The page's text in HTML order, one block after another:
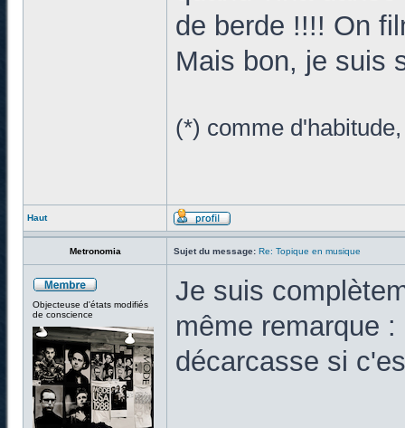
de berde !!!! On
Mais bon, je suis
(*) comme
Haut
Metronomia Sujet du message: Re: Topique en musique
Objecteuse d'états modifiés
de conscience
Je suis
même remarque
décarcasse si